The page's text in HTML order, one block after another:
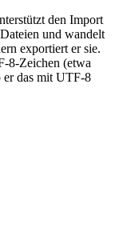
den Import
und wandelt
exportiert er sie.
8-Zeichen (etwa
er das mit UTF-8